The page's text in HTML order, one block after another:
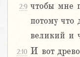
2:9 чтобы мне
потому что
великий и
2:10 И вот